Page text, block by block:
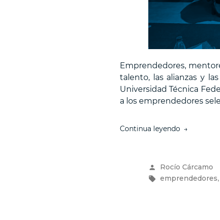
Emprendedores,
talento, las alianzas y
Universidad Técnica
a los emprendedores
Continua leyendo“La
se
reúne
Publicado
por
Rocío Cárcamo
Etiquetas:
emprendedores,